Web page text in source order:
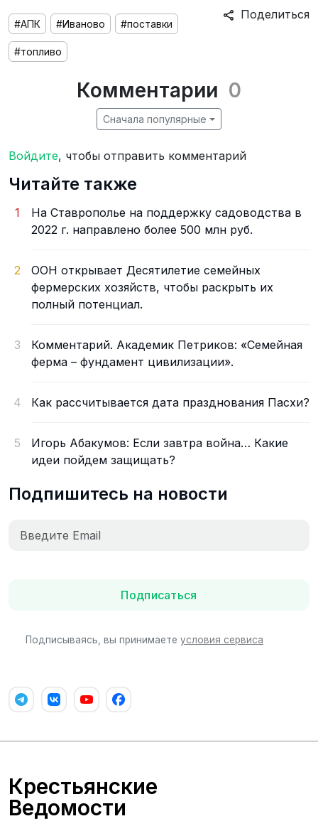
Поделиться
#АПК #Иваново #поставки
#топливо
Комментарии 0
Сначала популярные
Войдите, чтобы отправить комментарий
Читайте также
1
На Ставрополье на поддержку садоводства в
2022 г. направлено более 500 млн руб.
2
ООН открывает Десятилетие семейных
фермерских хозяйств, чтобы раскрыть их
полный потенциал.
3
Комментарий. Академик Петриков: «Семейная
ферма – фундамент цивилизации».
4 Как рассчитывается дата празднования Пасхи?
5
Игорь Абакумов: Если завтра война… Какие
идеи пойдем защищать?
Подпишитесь на новости
Подписаться
Подписываясь, вы принимаете условия сервиса
Крестьянские
Ведомости